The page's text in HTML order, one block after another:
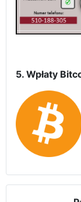
5. Wpłaty